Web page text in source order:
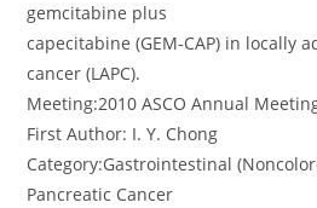
gemcitabine plus
capecitabine (GEM-CAP) in locally
cancer (LAPC).
Meeting:2010 ASCO Annual
First Author: I. Y. Chong
Category:Gastrointestinal
Pancreatic Cancer